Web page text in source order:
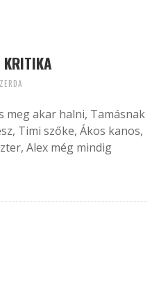
meg akar halni, Tamásnak
Timi szőke, Ákos kanos,
Alex még mindig